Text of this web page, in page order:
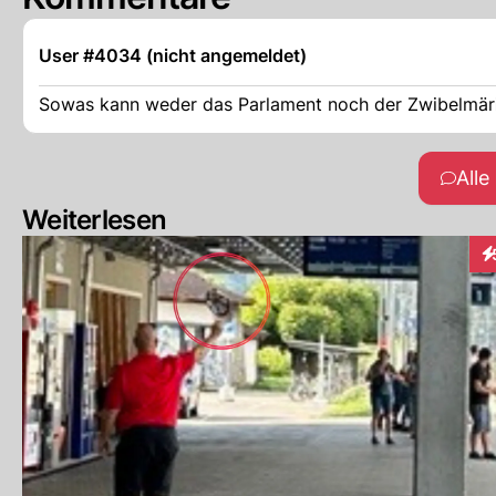
User #4034 (nicht angemeldet)
Sowas kann weder das Parlament noch der
Weiterlesen